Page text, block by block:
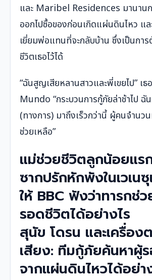
และ Maribel Residences มานาน
ออกไปซื้อของก่อนเกิดแผ่นดินไหว แล
เยี่ยมพ่อแทนที่จะกลับบ้าน ซึ่งเป็นกา
ชีวิตเธอไว้ได้
“ฉันสูญเสียหลานสาวและพี่เขยไป” เ
Mundo “กระบวนการกู้ภัยล่าช้าไป ฉั
(ทางการ) มาถึงเร็วกว่านี้ ผู้คนจำนว
ช่วยเหลือ”
แม่ช่วยชีวิตลูกน้อยแร
ซากปรักหักพังในเวเนซุ
ให้ BBC ฟังว่าทารกช่ว
รอดชีวิตได้อย่างไร
สุนัข โดรน และเครื่อง
เสียง: ทีมกู้ภัยค้นหาผู้
จากแผ่นดินไหวได้อย่า